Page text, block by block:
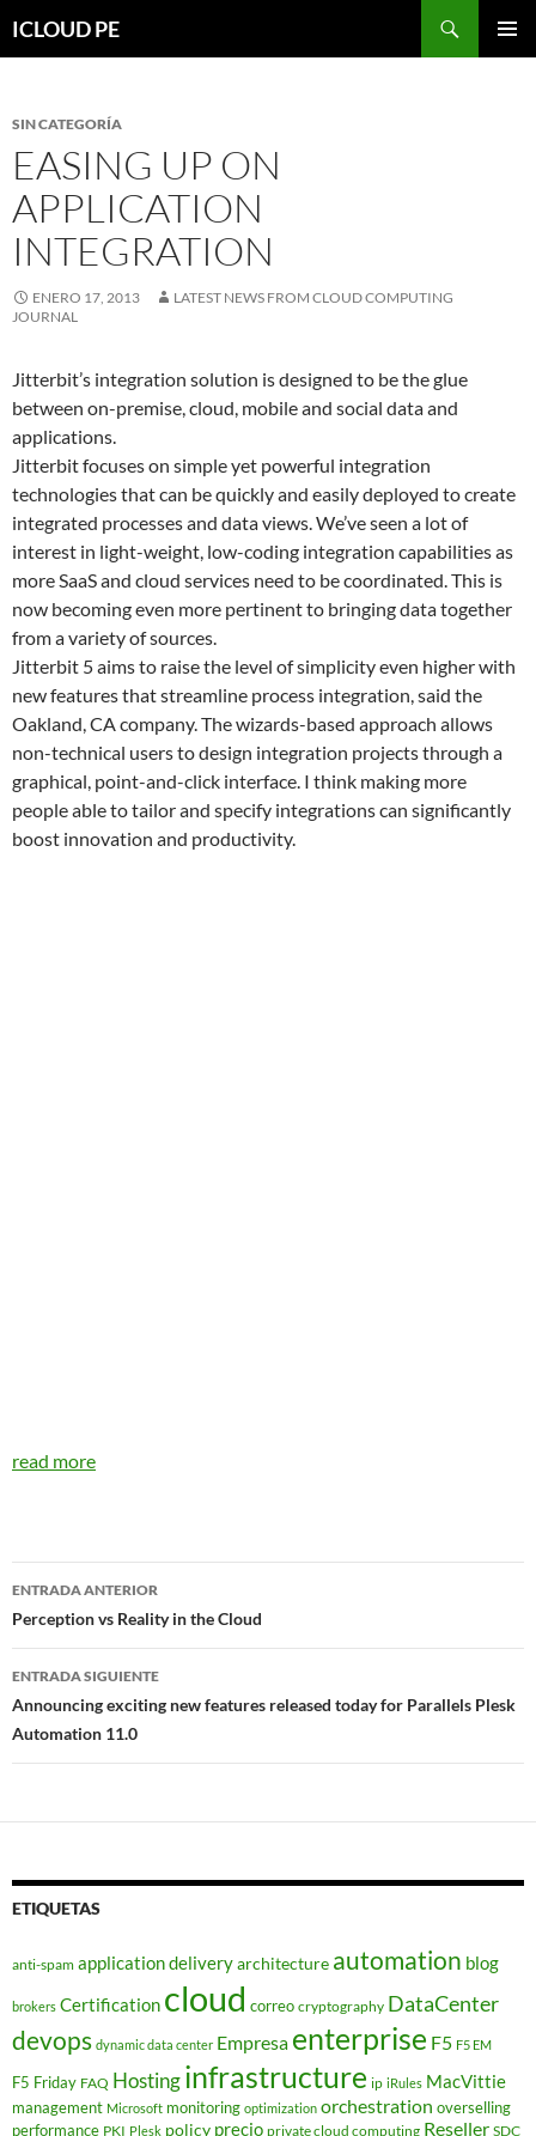
hacia
ICLOUD PE
SIN CATEGORÍA
EASING UP ON
APPLICATION
INTEGRATION
ENERO 17, 2013
LATEST NEWS FROM CLOUD COMPUTING
JOURNAL
Jitterbit’s integration solution is designed to be the glue
between on-premise, cloud, mobile and social data and
applications.
Jitterbit focuses on simple yet powerful integration
technologies that can be quickly and easily deployed to create
integrated processes and data views. We’ve seen a lot of
interest in light-weight, low-coding integration capabilities as
more SaaS and cloud services need to be coordinated. This is
now becoming even more pertinent to bringing data together
from a variety of sources.
Jitterbit 5 aims to raise the level of simplicity even higher with
new features that streamline process integration, said the
Oakland, CA company. The wizards-based approach allows
non-technical users to design integration projects through a
graphical, point-and-click interface. I think making more
people able to tailor and specify integrations can significantly
boost innovation and productivity.
read more
Navegador
de
entradas
ENTRADA ANTERIOR
Perception vs Reality in the Cloud
ENTRADA SIGUIENTE
Announcing exciting new features released today for Parallels Plesk
Automation 11.0
ETIQUETAS
anti-spam application deliveryarchitecture automation blog
brokers Certification cloud correo cryptography DataCenter
devops dynamic data center Empresa enterprise F5 F5 EM
F5 Friday FAQ Hostinginfrastructure ip iRules MacVittie
management Microsoft monitoring optimization orchestration overselling
performance PKI Plesk policy precio private cloud computing Reseller SDC